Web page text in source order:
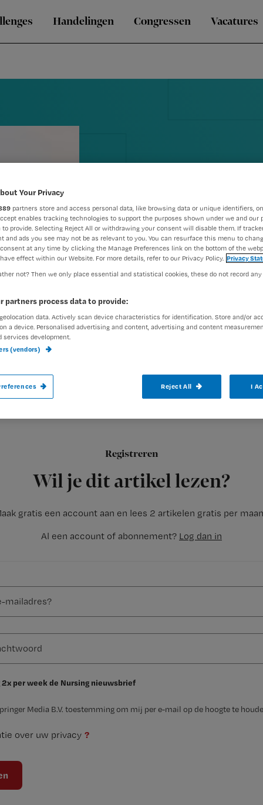
Handelingen Congressen Vacatures
waardering
Auteur:
Registreren
Wil je dit artikel lezen?
gratis een account aan en lees 2 artikelen gratis per
Al een account of abonnement? Log dan in
2x per week de Nursing nieuwsbrief
Media B.V. toestemming om mij per e-mail op de hoogte te
over uw privacy ?
Ruim 70 procent van de
Your Privacy
partners store and access personal data, like browsing data or unique identifiers,
enables tracking technologies to support the purposes shown under we and our
to provide. Selecting Reject All or withdrawing your consent will disable them. If
and ads you see may not be as relevant to you. You can resurface this menu to
at any time by clicking the Manage Preferences link on the bottom of the
effect within our Website. For more details, refer to our Privacy Policy. Privacy
not? Then we only place essential and statistical cookies, these do not record
partners process data to provide:
data. Actively scan device characteristics for identification. Store and/or
a device. Personalised advertising and content, advertising and content
services development.
(vendors)
Reject All I